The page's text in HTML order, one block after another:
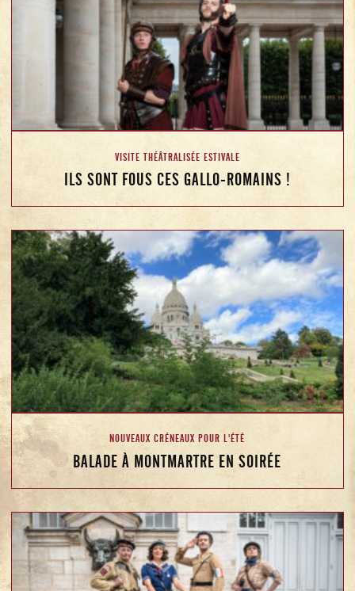
VISITE THÉÂTRALISÉE ESTIVALE
ILS SONT FOUS CES GALLO-ROMAINS !
NOUVEAUX CRÉNEAUX POUR L'ÉTÉ
BALADE À MONTMARTRE EN SOIRÉE